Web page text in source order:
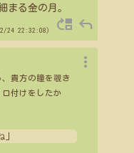
まる金の月。
24 22:32:08） move_up reply
貴方の瞳を覗き
付けをしたか
more_vert